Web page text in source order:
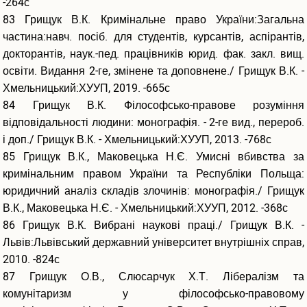
83 Грищук В.К. Кримінальне право України:Загальна
частина:навч. посіб. для студентів, курсантів, аспірантів,
докторантів, наук.-пед. працівників юрид. фак. закл. вищ.
освіти. Видання 2-ге, змінене та доповнене./ Грищук В.К. -
Хмельницький:ХУУП, 2019. -665с
84 Грищук В.К. Філософсько-правове розуміння
відповідальності людини: монографія. - 2-ге вид., перероб.
і доп./ Грищук В.К. - Хмельницький:ХУУП, 2013. -768с
85 Грищук В.К., Маковецька Н.Є. Умисні вбивства за
кримінальним правом України та Республіки Польща:
юридичний аналіз складів злочинів: монографія./ Грищук
В.К., Маковецька Н.Є. - Хмельницький:ХУУП, 2012. -368с
86 Грищук В.К. Вибрані наукові праці./ Грищук В.К. -
Львів:Львівський державний університет внутрішніх справ,
2010. -824с
87 Грищук О.В., Слюсарчук Х.Т. Лібералізм та
комунітаризм у філософсько-правовому